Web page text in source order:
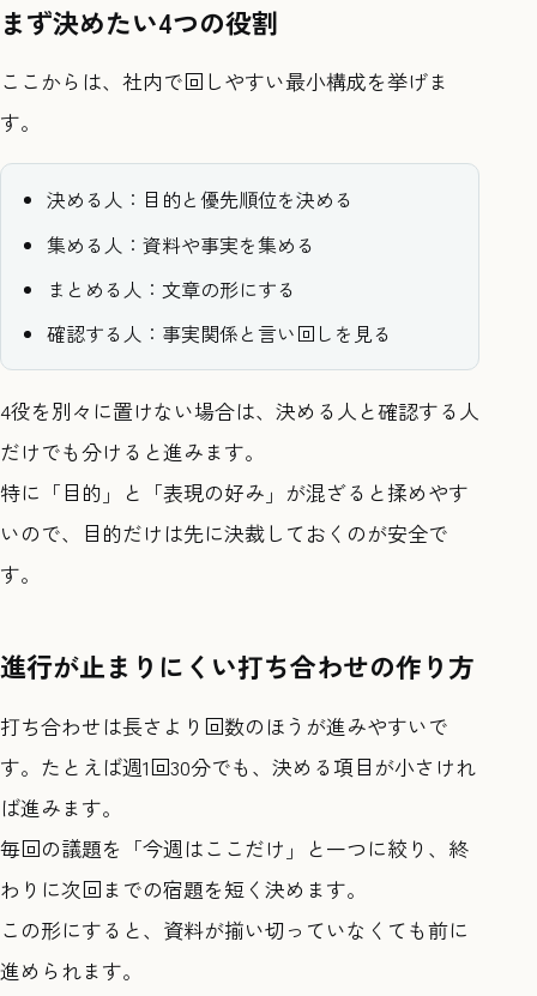
まず決めたい4つの役割
ここからは、社内で回しやすい最小構成を挙げま
す。
決める人：目的と優先順位を決める
集める人：資料や事実を集める
まとめる人：文章の形にする
確認する人：事実関係と言い回しを見る
4役を別々に置けない場合は、決める人と確認する人
だけでも分けると進みます。
特に「目的」と「表現の好み」が混ざると揉めやす
いので、目的だけは先に決裁しておくのが安全で
す。
進行が止まりにくい打ち合わせの作り方
打ち合わせは長さより回数のほうが進みやすいで
す。たとえば週1回30分でも、決める項目が小さけれ
ば進みます。
毎回の議題を「今週はここだけ」と一つに絞り、終
わりに次回までの宿題を短く決めます。
この形にすると、資料が揃い切っていなくても前に
進められます。